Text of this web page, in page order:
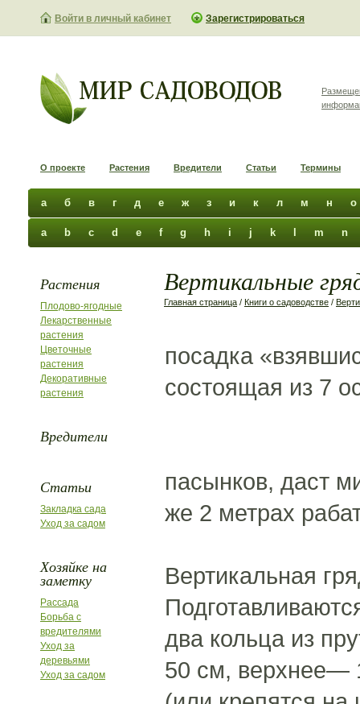
Войти в личный кабинет Зарегистрироваться
О проекте Растения Вредители Статьи Термины
а б в г д е ж з и к л м н о
a b c d e f g h i j k m n
Растения
Плодово-ягодные
Лекарственные
растения
Цветочные
растения
Декоративные
растения
Вредители
Статьи
Закладка сада
Уход за садом
Хозяйке на
заметку
Рассада
Борьба с
вредителями
Уход за
деревьями
Уход за садом
Вертикальные
Главная страница / Книги о садоводстве /
посадка
состоящая из 7
пасынков, даст
же 2 метрах
Вертикальная
два кольца из
50 см, верхнее—